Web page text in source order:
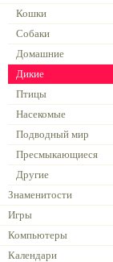
Кошки
Собаки
Домашние
Дикие
Птицы
Насекомые
Подводный мир
Пресмыкающиеся
Другие
Знаменитости
Игры
Компьютеры
Календари